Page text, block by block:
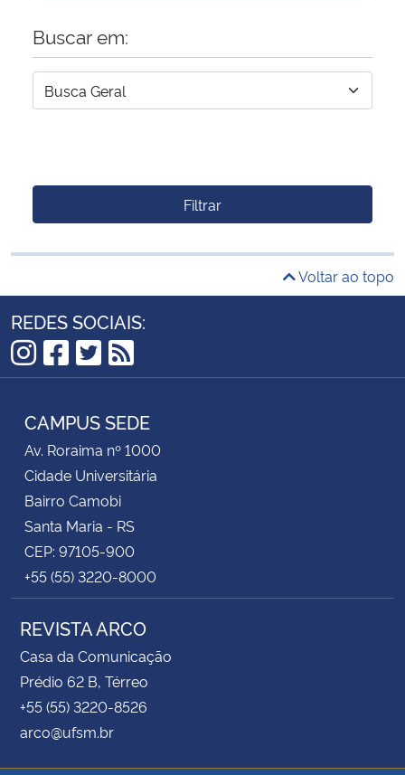
Buscar em:
Filtrar
Voltar ao topo
REDES SOCIAIS:
Instagram
Facebook
Twitter
RSS
CAMPUS SEDE
Av. Roraima nº 1000
Cidade Universitária
Bairro Camobi
Santa Maria - RS
CEP: 97105-900
+55 (55) 3220-8000
REVISTA ARCO
Casa da Comunicação
Prédio 62 B, Térreo
+55 (55) 3220-8526
arco@ufsm.br